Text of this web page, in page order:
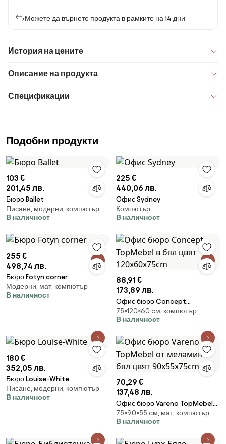
Можете да върнете продукта в рамките на 14 дни
История на цените
Описание на продукта
Спецификации
Подобни продукти
103 €
201,45 лв.
Бюро Ballet
Писане, модерни, компютър
В наличност
225 €
440,06 лв.
Офис Sydney
Компютър
В наличност
255 €
498,74 лв.
Бюро Fotyn corner
Модерни, мат, компютър
В наличност
88,91 €
173,89 лв.
Офис бюро Concept
TopMebel в бял цвят
120x60x75cm
75×120×60 cм, компютър
В наличност
180 €
352,05 лв.
Бюро Louise-White
Писане, модерни, компютър
В наличност
70,29 €
137,48 лв.
Офис бюро Vareno TopMebel
от меламин в бял цвят
90x55x75cm
75×90×55 cм, мат, компютър
В наличност